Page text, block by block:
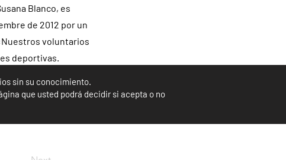
Blanco, es
de 2012 por un
voluntarios
deportivas.
concluye
sin su conocimiento.
que usted podrá decidir si acepta o no